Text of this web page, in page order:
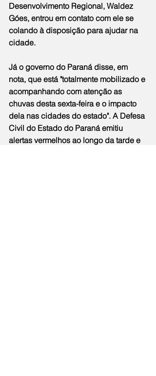
Desenvolvimento Regional, Waldez
Góes, entrou em contato com ele se
colando à disposição para ajudar na
cidade.
Já o governo do Paraná disse, em
nota, que está "totalmente mobilizado e
acompanhando com atenção as
chuvas desta sexta-feira e o impacto
dela nas cidades do estado". A Defesa
Civil do Estado do Paraná emitiu
alertas vermelhos ao longo da tarde e